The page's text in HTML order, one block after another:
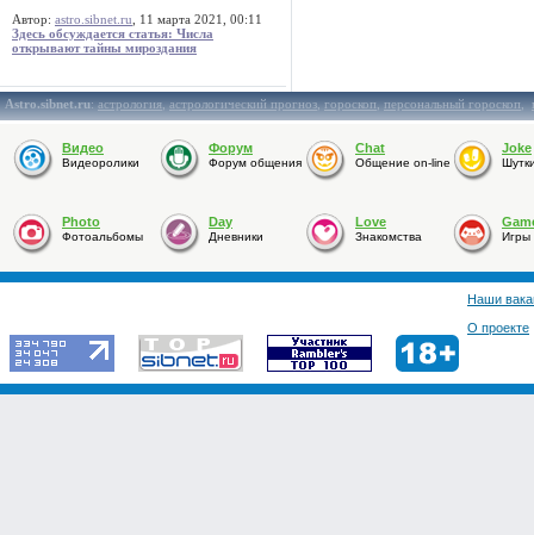
Автор: astro.sibnet.ru , 11 марта 2021, 00:11
Здесь обсуждается статья: Числа
открывают тайны мироздания
Astro.sibnet.ru:астрология,астрологический прогноз,гороскоп,персональный гороскоп,
Видео
Видеоролики
Форум
Форум общения
Chat
Общение on-line
Joke
Photo
Фотоальбомы
Day
Дневники
Love
Знакомства Игры
Наши
О проекте